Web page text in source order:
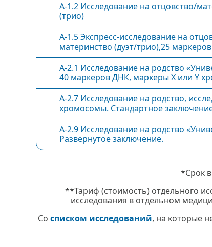
А-1.2 Исследование на отцовство/
(трио)
А-1.5 Экспресс-исследование на
материнство (дуэт/трио),25
заключение.
А-2.1 Исследование на родство
40 маркеров ДНК, маркеры Х или Y
А-2.7 Исследование на родство,
хромосомы. Стандартное
А-2.9 Исследование на родство
Развернутое заключение.
*Срок
**Тариф (стоимость) отдельного
исследования в отдельном
Со списком исследований, на которые